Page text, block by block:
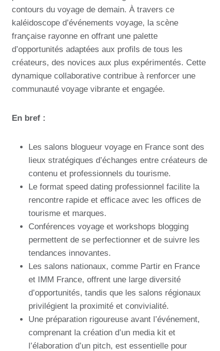
contours du voyage de demain. À travers ce
kaléidoscope d’événements voyage, la scène
française rayonne en offrant une palette
d’opportunités adaptées aux profils de tous les
créateurs, des novices aux plus expérimentés. Cette
dynamique collaborative contribue à renforcer une
communauté voyage vibrante et engagée.
En bref :
Les salons blogueur voyage en France sont des
lieux stratégiques d’échanges entre créateurs de
contenu et professionnels du tourisme.
Le format speed dating professionnel facilite la
rencontre rapide et efficace avec les offices de
tourisme et marques.
Conférences voyage et workshops blogging
permettent de se perfectionner et de suivre les
tendances innovantes.
Les salons nationaux, comme Partir en France
et IMM France, offrent une large diversité
d’opportunités, tandis que les salons régionaux
privilégient la proximité et convivialité.
Une préparation rigoureuse avant l’événement,
comprenant la création d’un media kit et
l’élaboration d’un pitch, est essentielle pour